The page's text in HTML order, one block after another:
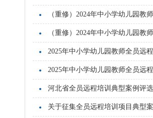
（重修）2024年中小学幼儿园教
（重修）2024年中小学幼儿园教
2025年中小学幼儿园教师全员远
2025年中小学幼儿园教师全员远
河北省全员远程培训典型案例评
关于征集全员远程培训项目典型